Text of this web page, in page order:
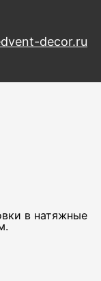
в натяжные
decor.ru